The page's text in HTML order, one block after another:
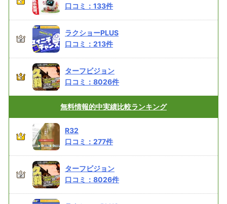
口コミ： 133件
ラクショーPLUS
口コミ： 213件
ターフビジョン
口コミ： 8026件
無料情報的中実績比較ランキング
R32
口コミ： 277件
ターフビジョン
口コミ： 8026件